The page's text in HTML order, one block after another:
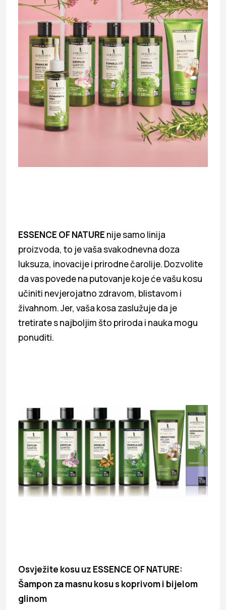
ESSENCE OF NATURE nije samo linija
proizvoda, to je vaša svakodnevna doza
luksuza, inovacije i prirodne čarolije. Dozvolite
da vas povede na putovanje koje će vašu kosu
učiniti nevjerojatno zdravom, blistavom i
živahnom. Jer, vaša kosa zaslužuje da je
tretirate s najboljim što priroda i nauka mogu
ponuditi.
Osvježite kosu uz ESSENCE OF NATURE:
Šampon za masnu kosu s koprivom i bijelom
glinom